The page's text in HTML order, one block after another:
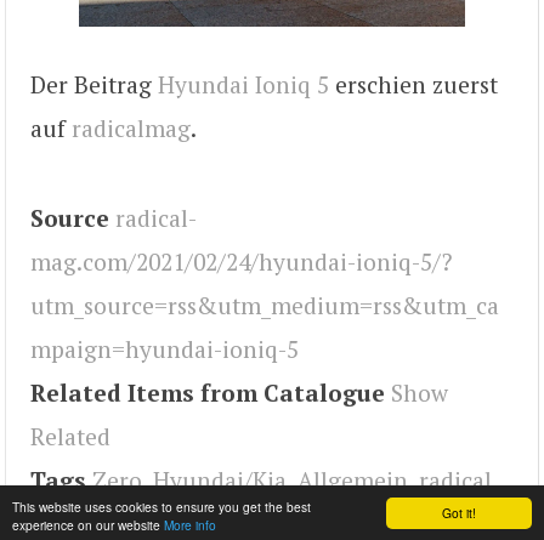
Got it!
This website uses cookies to ensure you get the best
experience on our website More info
Der Beitrag Hyundai Ioniq 5 erschien zuerst
auf radicalmag.
Source radical-
mag.com/2021/02/24/hyundai-ioniq-5/?
utm_source=rss&utm_medium=rss&utm_ca
mpaign=hyundai-ioniq-5
Related Items from Catalogue Show
Related
Tags Zero,Hyundai/Kia,Allgemein,radical